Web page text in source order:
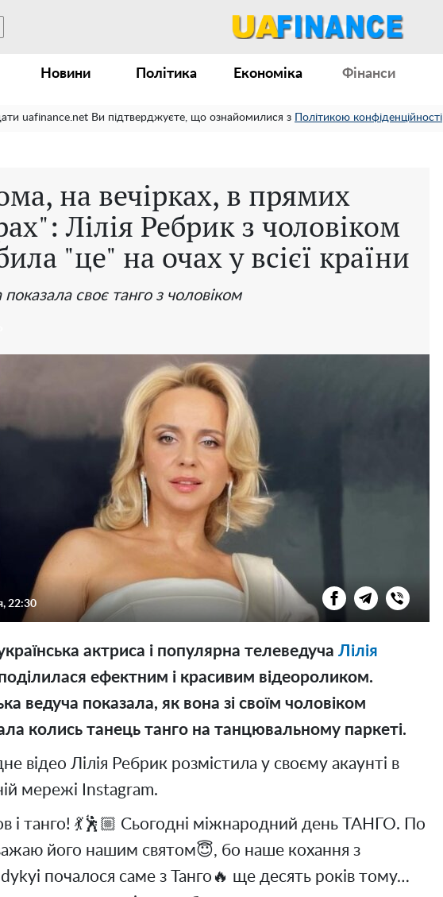
Новини Політика Економіка Фінанси
uafinance.net Ви підтверджуєте, що ознайомилися з Політикою конфіденційності
на вечірках, в прямих
Лілія Ребрик з чоловіком
"це" на очах у всієї країни
показала своє танго з чоловіком
22:30
актриса і популярна телеведуча Лілія
ефектним і красивим відеороликом.
ведуча показала, як вона зі своїм чоловіком
колись танець танго на танцювальному паркеті.
відео Лілія Ребрик розмістила у своєму акаунті в
мережі Instagram.
танго! 💃🕺🏼 Сьогодні міжнародний день ТАНГО. По
його нашим святом😇, бо наше кохання з
почалося саме з Танго🔥 ще десять років тому…